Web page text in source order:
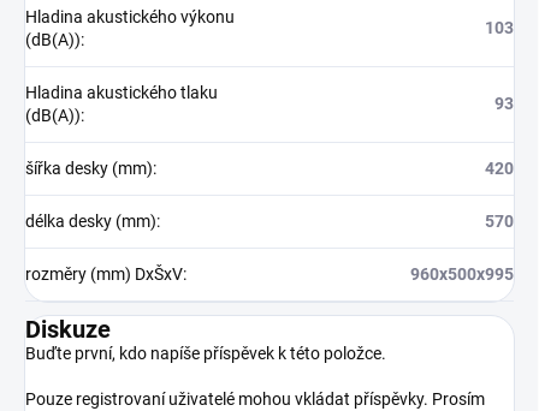
Hladina akustického výkonu
(dB(A)):
103
Hladina akustického tlaku
(dB(A)):
93
šířka desky (mm): 420
délka desky (mm): 570
rozměry (mm) DxŠxV: 960x500x995
Diskuze
Buďte první, kdo napíše příspěvek k této položce.
Pouze registrovaní uživatelé mohou vkládat příspěvky. Prosím